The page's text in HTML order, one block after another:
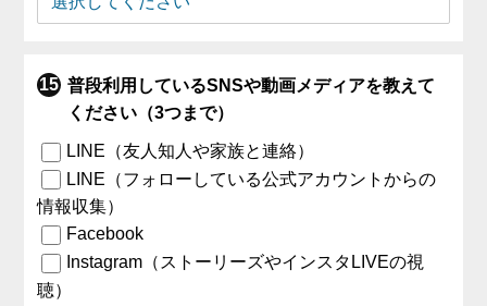
普段利用しているSNSや動画メディアを教えて
ください（3つまで）
LINE（友人知人や家族と連絡）
LINE（フォローしている公式アカウントからの
情報収集）
Facebook
Instagram（ストーリーズやインスタLIVEの視
聴）